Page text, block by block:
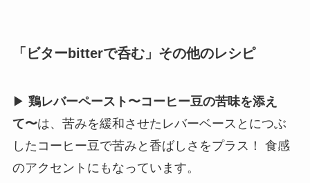
「ビターbitterで呑む」その他のレシピ
▶ 鶏レバーペースト〜コーヒー豆の苦味を添え
て〜は、苦みを緩和させたレバーベースとにつぶ
したコーヒー豆で苦みと香ばしさをプラス！ 食感
のアクセントにもなっています。